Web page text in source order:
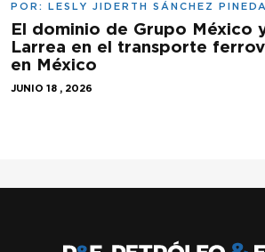
POR: LESLY JIDERTH SÁNCHEZ PINEDA
El dominio de Grupo México
Larrea en el transporte
en México
JUNIO 18 , 2026